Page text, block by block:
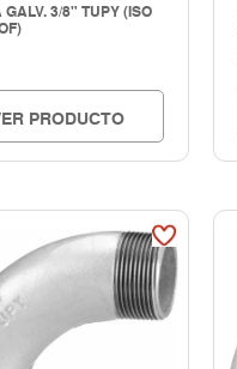
GALV. 3/8" TUPY (ISO
PRODUCTO